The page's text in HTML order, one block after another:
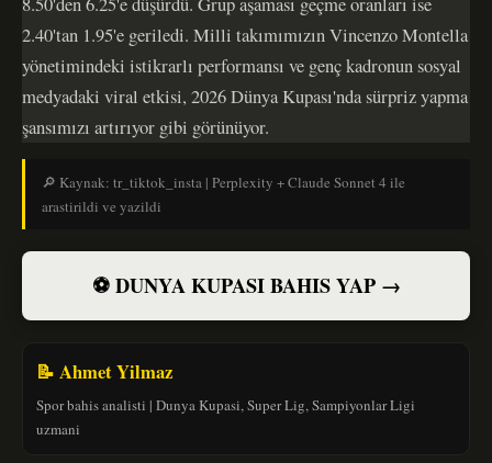
2.40'tan 1.95'e geriledi. Milli takımımızın Vincenzo Montella
yönetimindeki istikrarlı performansı ve genç kadronun sosyal
medyadaki viral etkisi, 2026 Dünya Kupası'nda sürpriz yapma
şansımızı artırıyor gibi görünüyor.
🔎 Kaynak: tr_tiktok_insta | Perplexity + Claude Sonnet 4 ile
arastirildi ve yazildi
⚽ DUNYA KUPASI BAHIS YAP →
📝 Ahmet Yilmaz
Spor bahis analisti | Dunya Kupasi, Super Lig, Sampiyonlar Ligi
uzmani